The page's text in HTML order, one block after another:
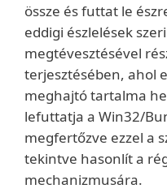
össze és futtat le
eddigi észlelések
megtévesztésével
terjesztésében, ahol
meghajtó tartalma
lefuttatja a Win32/
megfertőzve ezzel a
tekintve hasonlít a
mechanizmusára.